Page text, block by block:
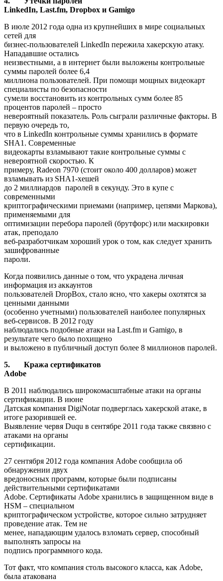
LinkedIn, Last.fm, Dropbox и Gamigo
В июле 2012 года одна из крупнейших в мире социальных
сетей для
бизнес-пользователей LinkedIn пережила хакерскую атаку.
Нападавшие остались
неизвестными, а в интернет были выложены контрольные
суммы паролей более 6,4
миллиона пользователей. При помощи мощных видеокарт
специалисты по безопасности
сумели восстановить из контрольных сумм более 85
процентов паролей – просто
невероятный показатель. Роль сыграли различные факторы. В
первую очередь то,
что в LinkedIn контрольные суммы хранились в формате
SHA1. Современные
видеокарты взламывают такие контрольные суммы с
невероятной скоростью. К
примеру, Radeon 7970 (стоит около 400 долларов) может
взламывать из SHA1-хешей
до 2 миллиардов паролей в секунду. Это в купе с
современными
криптографическими приемами (например, цепями Маркова),
применяемыми для
оптимизации перебора паролей (брутфорс) или маскировки
атак, преподало
веб-разработчикам хороший урок о том, как следует хранить
зашифрованные
пароли.
Когда появились данные о том, что украдена личная
информация из аккаунтов
пользователей DropBox, стало ясно, что хакеры охотятся за
ценными данными
(особенно учетными) пользователей наиболее популярных
веб-сервисов. В 2012 году
наблюдались подобные атаки на Last.fm и Gamigo, в
результате чего было похищено
и выложено в публичный доступ более 8 миллионов паролей.
5.
Кража сертификатов
Adobe
В 2011 наблюдались широкомасштабные атаки на органы
сертификации. В июне
Датская компания DigiNotar подверглась хакерской атаке, в
итоге разорившей ее.
Выявление червя Duqu в сентябре 2011 года также связвно с
атаками на органы
сертификации.
27 сентября 2012 года компания Adobe сообщила об
обнаружении двух
вредоносных программ, которые были подписаны
действительными сертификатами
Adobe. Сертификаты Adobe хранились в защищенном виде в
HSM – специальном
криптографическом устройстве, которое сильно затрудняет
проведение атак. Тем не
менее, нападающим удалось взломать сервер, способный
выполнять запросы на
подпись программного кода.
Тот факт, что компания столь высокого класса, как Adobe,
была атакована